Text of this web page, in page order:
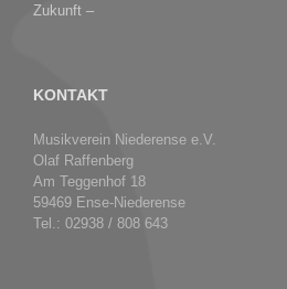
Zukunft –
KONTAKT
Musikverein Niederense e.V.
Olaf Raffenberg
Am Teggenhof 18
59469 Ense-Niederense
Tel.: 02938 / 808 643